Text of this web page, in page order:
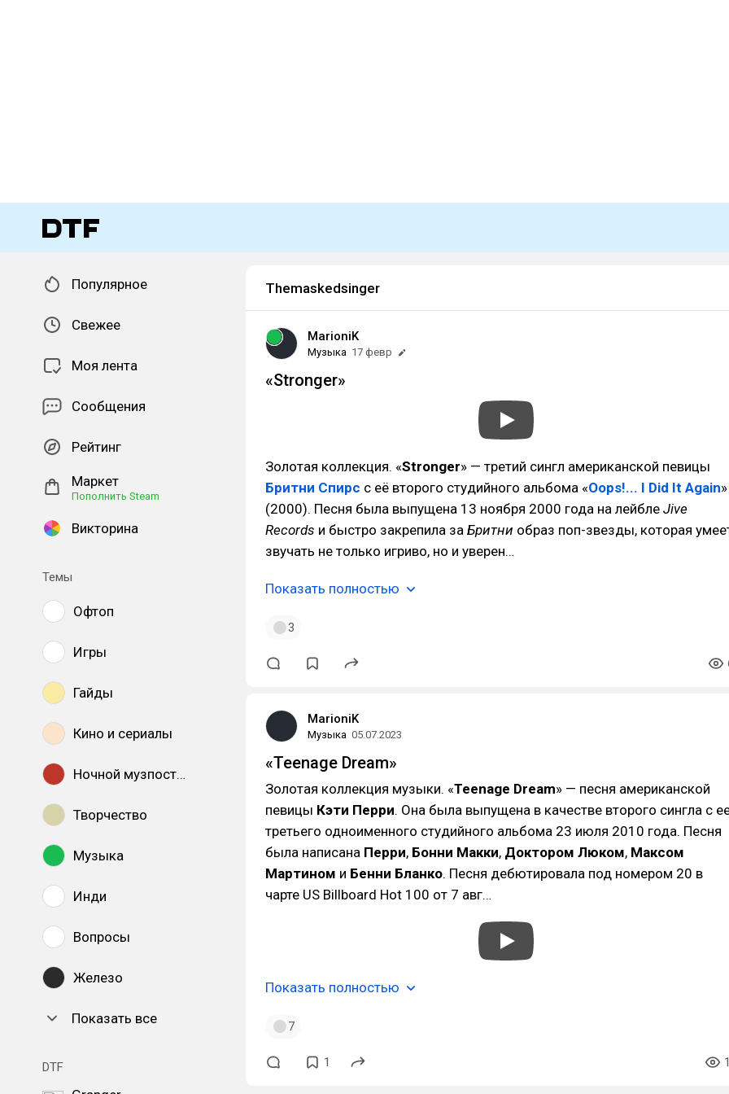
Популярное
Свежее
Моя лента
Сообщения
Рейтинг
Маркет
Пополнить Steam
Викторина
Темы
Офтоп
Игры
Гайды
Кино и сериалы
Ночной музпостинг
Творчество
Музыка
Инди
Вопросы
Железо
Показать все
DTF
Themaskedsinger
MarioniK
Музыка 17 февр
«Stronger»
Золотая коллекция. «Stronger» — третий сингл американской певицы
Бритни Спирс с её второго студийного альбома «Oops!... I Did It Again»
(2000). Песня была выпущена 13 ноября 2000 года на лейбле Jive
Records и быстро закрепила за Бритни образ поп-звезды, которая
звучать не только игриво, но и уверен…
Показать полностью
3
MarioniK
Музыка 05.07.2023
«Teenage Dream»
Золотая коллекция музыки. «Teenage Dream» — песня американской
певицы Кэти Перри. Она была выпущена в качестве второго сингла с
третьего одноименного студийного альбома 23 июля 2010 года. Песня
была написана Перри, Бонни Макки, Доктором Люком, Максом
Мартином и Бенни Бланко. Песня дебютировала под номером 20 в
чарте US Billboard Hot 100 от 7 авг…
Показать полностью
7
1